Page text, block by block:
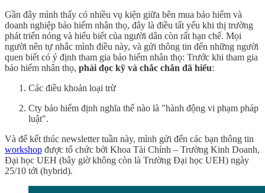
Gần đây mình thấy có nhiều vụ kiện giữa bên mua bảo hiểm và
doanh nghiệp bảo hiểm nhân thọ, đây là điều tất yếu khi thị trường
phát triển nóng và hiểu biết của người dân còn rất hạn chế. Mọi
người nên tự nhắc mình điều này, và gửi thông tin đến những người
quen biết có ý định tham gia bảo hiểm nhân thọ: Trước khi tham gia
bảo hiểm nhân thọ, phải đọc kỹ và chắc chắn đã hiểu:
Các điều khoản loại trừ
Cty bảo hiểm định nghĩa thế nào là "hành động vi phạm pháp
luật".
Và để kết thúc newsletter tuần này, mình gửi đến các bạn thông tin
workshop được tổ chức bởi Khoa Tài Chính – Trường Kinh Doanh,
Đại học UEH (bây giờ không còn là Trường Đại học UEH) ngày
25/10 tới (hybrid).